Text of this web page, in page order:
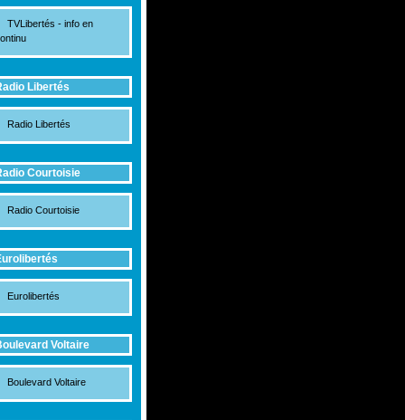
TVLibertés - info en
Libertés
Radio Libertés
Courtoisie
Radio Courtoisie
Eurolibertés
Voltaire
Boulevard Voltaire